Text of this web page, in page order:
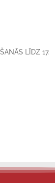
LĪDZ 17.